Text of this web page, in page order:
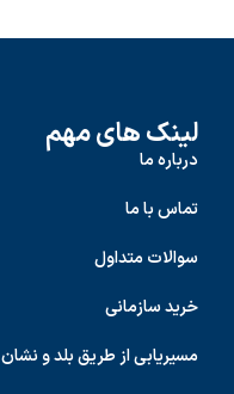
لینک های مهم
درباره ما
تماس با ما
سوالات متداول
خرید سازمانی
مسیریابی از طریق بلد و نشان